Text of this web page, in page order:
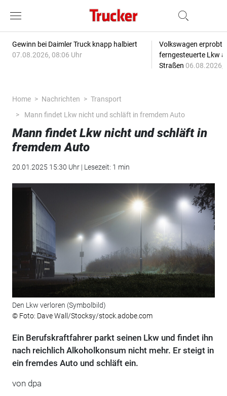
Gewinn bei Daimler Truck knapp halbiert
07.08.2026, 08:06 Uhr
Volkswagen erprobt
ferngesteuerte Lkw
Straßen 06.08.2026,
Home Nachrichten
Transport
Mann findet Lkw nicht und schläft in fremdem Auto
Mann findet Lkw nicht und schläft in
fremdem Auto
20.01.2025 15:30 Uhr | Lesezeit: 1 min
Den Lkw verloren (Symbolbild)
© Foto: Dave Wall/Stocksy/stock.adobe.com
Ein Berufskraftfahrer parkt seinen Lkw und findet ihn
nach reichlich Alkoholkonsum nicht mehr. Er steigt in
ein fremdes Auto und schläft ein.
von dpa